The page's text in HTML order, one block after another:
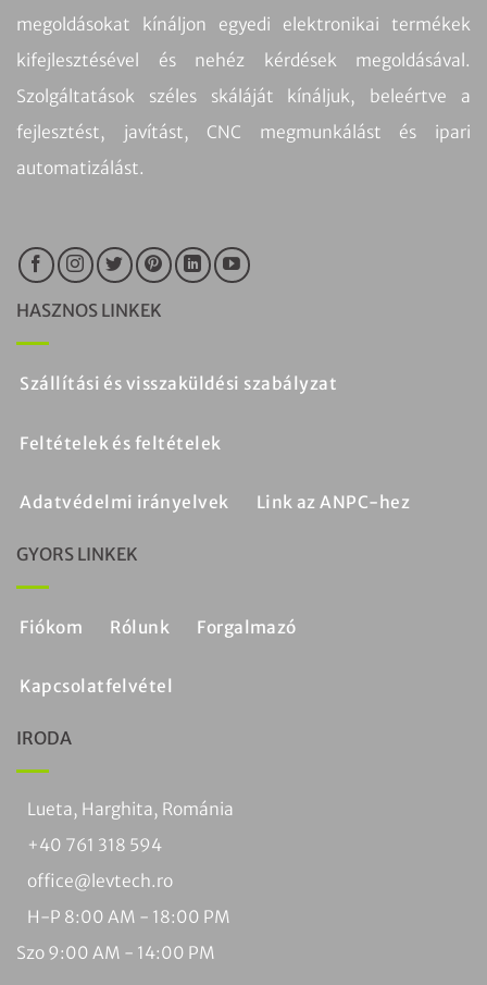
megoldásokat kínáljon egyedi elektronikai termékek
kifejlesztésével és nehéz kérdések megoldásával.
Szolgáltatások széles skáláját kínáljuk, beleértve a
fejlesztést, javítást, CNC megmunkálást és ipari
automatizálást.
HASZNOS LINKEK
Szállítási és visszaküldési szabályzat
Feltételek és feltételek
Adatvédelmi irányelvek Link az ANPC-hez
GYORS LINKEK
Fiókom Rólunk Forgalmazó
Kapcsolatfelvétel
IRODA
Lueta, Harghita, Románia
+40 761 318 594
office@levtech.ro
H-P 8:00 AM - 18:00 PM
Szo 9:00 AM - 14:00 PM